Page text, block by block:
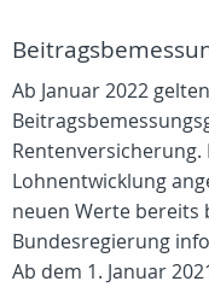
Ab Januar 2022
Rentenversicherung.
Lohnentwicklung
neuen Werte bereits
Bundesregierung
Ab dem 1. Januar